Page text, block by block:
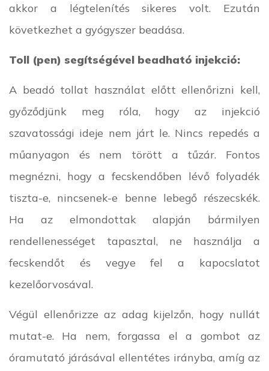
akkor a légtelenítés sikeres volt. Ezután
következhet a gyógyszer beadása.
Toll (pen) segítségével beadható injekció:
A beadó tollat használat előtt ellenőrizni kell,
győződjünk meg róla, hogy az injekció
szavatossági ideje nem járt le. Nincs repedés a
műanyagon és nem törött a tűzár. Fontos
megnézni, hogy a fecskendőben lévő folyadék
tiszta-e, nincsenek-e benne lebegő részecskék.
Ha az elmondottak alapján bármilyen
rendellenességet tapasztal, ne használja a
fecskendőt és vegye fel a kapocslatot
kezelőorvosával.
Végül ellenőrizze az adag kijelzőn, hogy nullát
mutat-e. Ha nem, forgassa el a gombot az
óramutató járásával ellentétes irányba, amíg az